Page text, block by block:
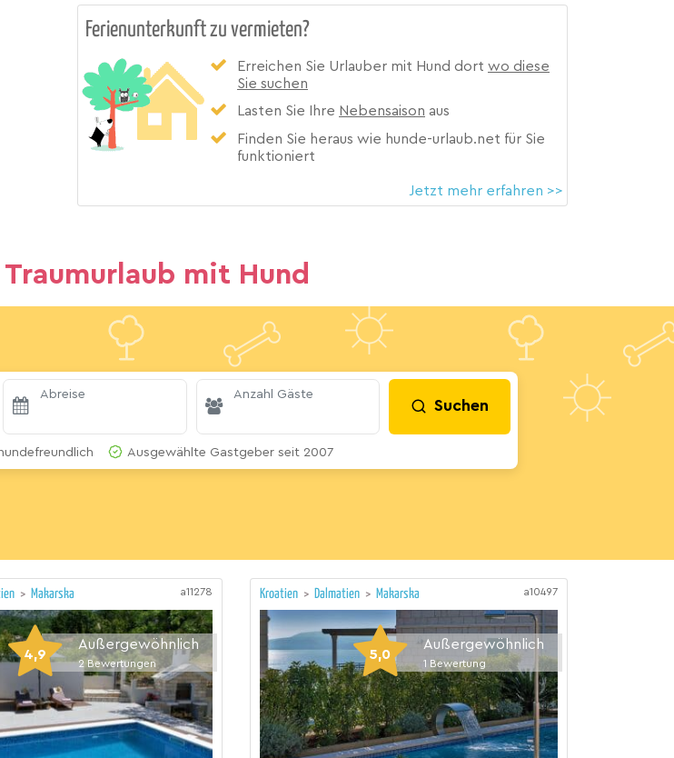
Ferienunterkunft zu vermieten?
Erreichen Sie Urlauber mit Hund dort wo diese
Sie suchen
Lasten Sie Ihre Nebensaison aus
Finden Sie heraus wie hunde-urlaub.net für Sie
funktioniert
Jetzt mehr erfahren >>
mit Hund
Abreise Anzahl Gäste
Suchen
Ausgewählte Gastgeber seit 2007
> Makarska a11278
4,9
Außergewöhnlich
2 Bewertungen
Kroatien > Dalmatien > Makarska a10497
5,0
Außergewöhnlich
1 Bewertung